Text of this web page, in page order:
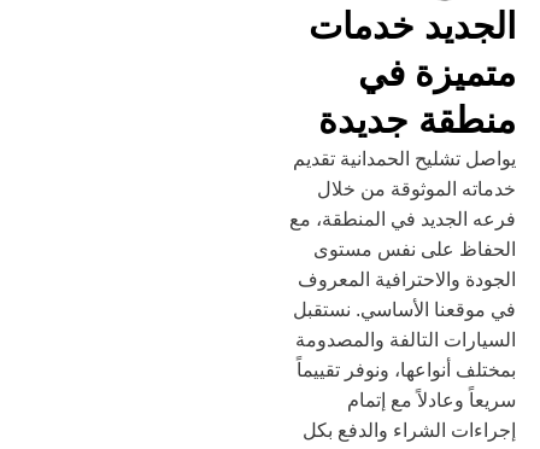
الجديد خدمات
متميزة في
منطقة جديدة
يواصل تشليح الحمدانية تقديم
خدماته الموثوقة من خلال
فرعه الجديد في المنطقة، مع
الحفاظ على نفس مستوى
الجودة والاحترافية المعروف
في موقعنا الأساسي. نستقبل
السيارات التالفة والمصدومة
بمختلف أنواعها، ونوفر تقييماً
سريعاً وعادلاً مع إتمام
إجراءات الشراء والدفع بكل